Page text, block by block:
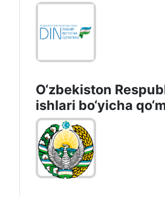
O‘zbekiston
ishlаri bo‘yichа